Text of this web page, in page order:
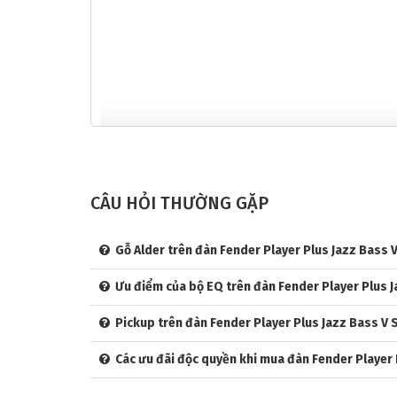
GIỚI THIỆU VỀ THƯƠNG HIỆU FENDER &
Fender – Biểu Tượng Của Âm Thanh Chuyên
Ra đời năm 1946 tại California, Mỹ, Fender là
Bass. Được các tên tuổi lớn như Jaco Pastorius,
Player Plus Series là đỉnh cao của sự đổi mới, tích
Tổng Quan & Thông Số Kỹ Thuật Fender Player
CÂU HỎI THƯỜNG GẶP
Gỗ Alder trên đàn Fender Player Plus Jazz
Ưu điểm của bộ EQ trên đàn Fender Player Plus
Pickup trên đàn Fender Player Plus Jazz Bass
Các ưu đãi độc quyền khi mua đàn Fender